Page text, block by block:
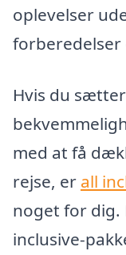
oplevelser
forberedelser
Hvis du
med at få
rejse, er all
noget for dig.
inclusive-